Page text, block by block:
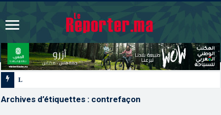
Les CRI mobilisés du 10 au 13 août pour
Archives d’étiquettes : contrefaçon